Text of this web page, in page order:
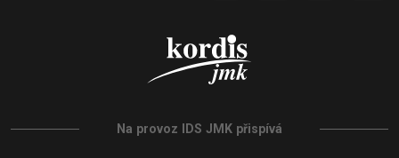
Na provoz IDS JMK přispívá